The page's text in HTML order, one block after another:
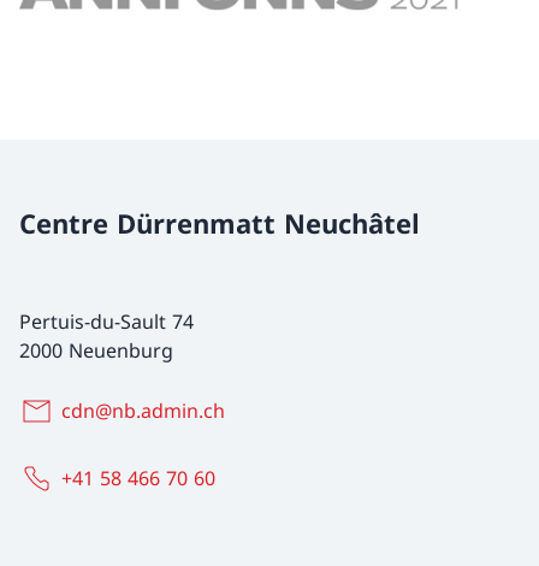
Centre Dürrenmatt Neuchâtel
Pertuis-du-Sault 74
2000 Neuenburg
cdn@nb.admin.ch
+41 58 466 70 60